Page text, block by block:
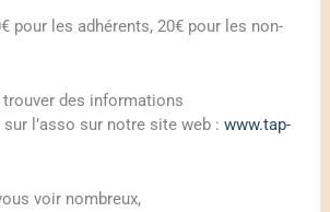
pour les adhérents, 20€ pour les non-
des informations
l’asso sur notre site web : www.tap-
voir nombreux,